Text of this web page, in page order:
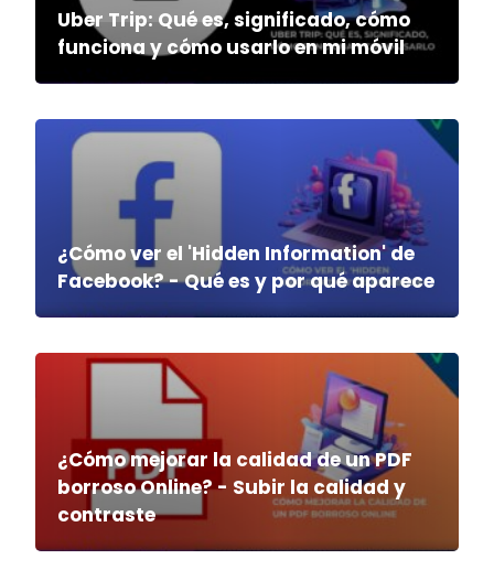
Uber Trip: Qué es, significado, cómo
funciona y cómo usarlo en mi móvil
¿Cómo ver el 'Hidden Information' de
Facebook? - Qué es y por qué aparece
¿Cómo mejorar la calidad de un PDF
borroso Online? - Subir la calidad y
contraste